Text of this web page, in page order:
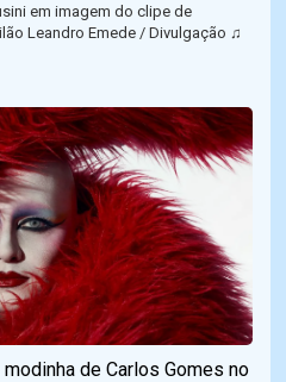
em imagem do clipe de
Leandro Emede / Divulgação ♫
de Carlos Gomes no